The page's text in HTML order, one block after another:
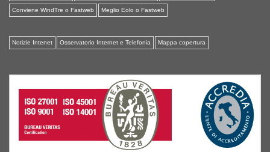
Conviene WindTre o Fastweb Meglio Eolo o Fastweb
Notizie Intenet Osservatorio Internet e Telefonia Mappa copertura